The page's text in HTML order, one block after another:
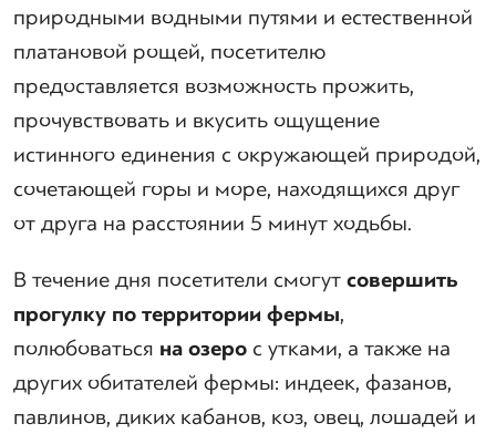
природными водными путями и естественной
платановой рощей, посетителю
предоставляется возможность прожить,
прочувствовать и вкусить ощущение
истинного единения с окружающей природой,
сочетающей горы и море, находящихся друг
от друга на расстоянии 5 минут ходьбы.
В течение дня посетители смогутсовершить
прогулку по территории фермы,
полюбоваться на озеро с утками, а также на
других обитателей фермы: индеек, фазанов,
павлинов, диких кабанов, коз, овец, лошадей и